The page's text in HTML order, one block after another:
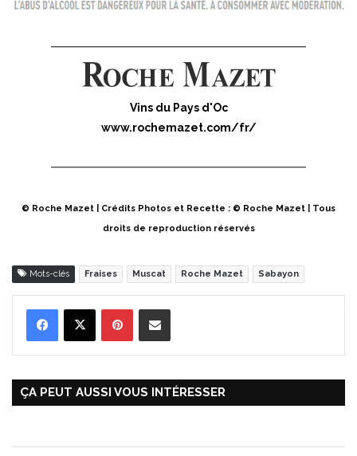
Vins du Pays d'Oc
www.rochemazet.com/fr/
© Roche Mazet | Crédits Photos et Recette : © Roche Mazet | Tous
droits de reproduction réservés
Mots-clés Fraises Muscat Roche Mazet Sabayon
ÇA PEUT AUSSI VOUS INTÉRESSER